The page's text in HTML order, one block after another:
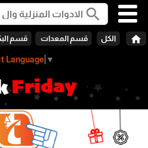
Language ▼
search
home الكل قسم المعدات قسم